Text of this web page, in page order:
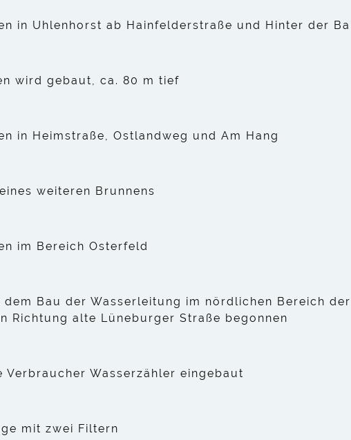
in Uhlenhorst ab Hainfelderstraße und Hinter der
wird gebaut, ca. 80 m tief
in Heimstraße, Ostlandweg und Am Hang
weiteren Brunnens
im Bereich Osterfeld
dem Bau der Wasserleitung im nördlichen Bereich
Richtung alte Lüneburger Straße begonnen
Verbraucher Wasserzähler eingebaut
mit zwei Filtern